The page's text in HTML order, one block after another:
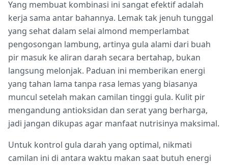
Yang membuat kombinasi ini sangat efektif adalah
kerja sama antar bahannya. Lemak tak jenuh tunggal
yang sehat dalam selai almond memperlambat
pengosongan lambung, artinya gula alami dari buah
pir masuk ke aliran darah secara bertahap, bukan
langsung melonjak. Paduan ini memberikan energi
yang tahan lama tanpa rasa lemas yang biasanya
muncul setelah makan camilan tinggi gula. Kulit pir
mengandung antioksidan dan serat yang berharga,
jadi jangan dikupas agar manfaat nutrisinya maksimal.
Untuk kontrol gula darah yang optimal, nikmati
camilan ini di antara waktu makan saat butuh energi